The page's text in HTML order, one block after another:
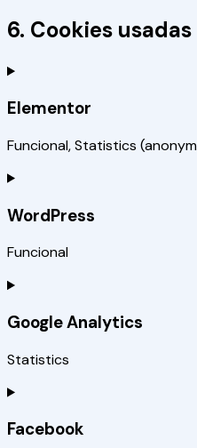
6. Cookies usadas
Elementor
Funcional, Statistics
WordPress
Funcional
Google Analytics
Statistics
Facebook